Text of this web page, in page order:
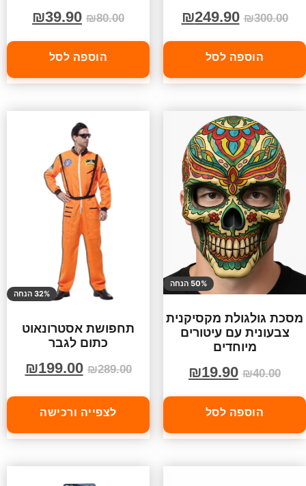
₪300.00
₪249.90
הוספה לסל
₪80.00
₪39.90
הוספה לסל
50% הנחה
מסכת גולגולת מקסיקנית
צבעונית עם עיטורים
מיוחדים
₪40.00
₪19.90
הוספה לסל
32% הנחה
תחפושת אסטרונאוט
כתום לגבר
₪289.00
₪199.00
לצפייה ורכישה